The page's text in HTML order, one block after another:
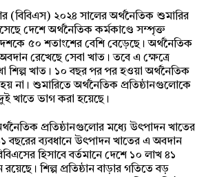
(বিবিএস) ২০২৪ সালের অর্থনৈতিক শুমারির
দেশে অর্থনৈতিক কর্মকাণ্ডে সম্পৃক্ত
৫০ শতাংশের বেশি বেড়েছে। অর্থনৈতিক
রেখেছে সেবা খাত। তবে এ ক্ষেত্রে
শিল্প খাত। ১০ বছর পর পর হওয়া অর্থনৈতিক
না। শুমারিতে অর্থনৈতিক প্রতিষ্ঠানগুলোকে
খাতে ভাগ করা হয়েছে।
প্রতিষ্ঠানগুলোর মধ্যে উৎপাদন খাতের
বছরের ব্যবধানে উৎপাদন খাতের এ অবদান
হিসাবে বর্তমানে দেশে ১০ লাখ ৪১
রয়েছে। শিল্প প্রতিষ্ঠান বাড়ার গতিতে বড়